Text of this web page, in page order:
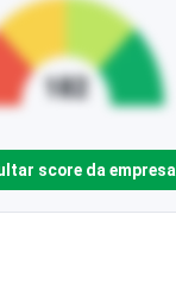
score da empresa